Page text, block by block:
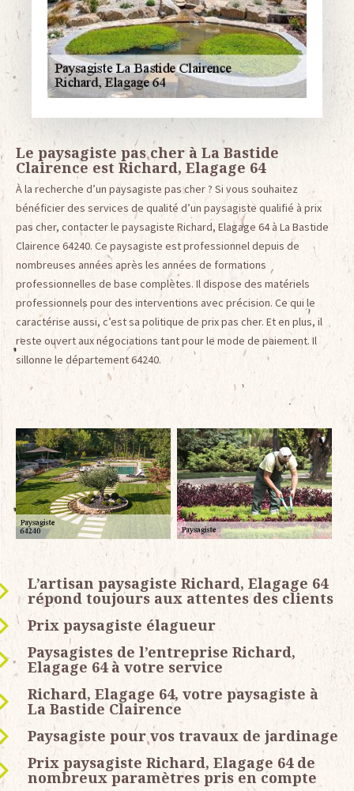
Le paysagiste pas cher à La Bastide
Clairence est Richard, Elagage 64
À la recherche d’un paysagiste pas cher ? Si vous souhaitez
bénéficier des services de qualité d’un paysagiste qualifié à prix
pas cher, contacter le paysagiste Richard, Elagage 64 à La Bastide
Clairence 64240. Ce paysagiste est professionnel depuis de
nombreuses années après les années de formations
professionnelles de base complètes. Il dispose des matériels
professionnels pour des interventions avec précision. Ce qui le
caractérise aussi, c’est sa politique de prix pas cher. Et en plus, il
reste ouvert aux négociations tant pour le mode de paiement. Il
sillonne le département 64240.
L’artisan paysagiste Richard, Elagage 64
répond toujours aux attentes des clients
Prix paysagiste élagueur
Paysagistes de l’entreprise Richard,
Elagage 64 à votre service
Richard, Elagage 64, votre paysagiste à
La Bastide Clairence
Paysagiste pour vos travaux de jardinage
Prix paysagiste Richard, Elagage 64 de
nombreux paramètres pris en compte